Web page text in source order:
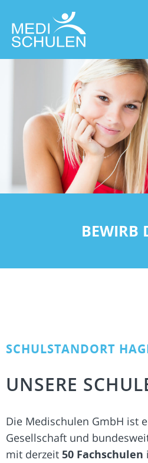
BEWIRB
SCHULSTANDORT
UNSERE
Die Medischulen GmbH ist
Gesellschaft und
mit derzeit 50 Fachschulen